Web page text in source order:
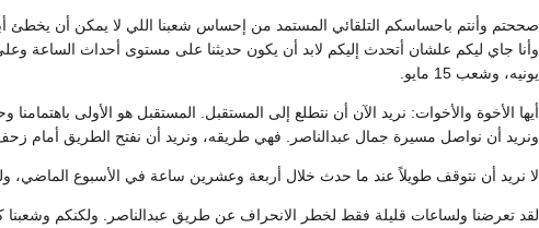
صححتم وأنتم باحساسكم التلقائي المستمد من إحساس شعبنا اللي لا يمكن أن
يونيه، وشعب 15 مايو.
أيها الأخوة والأخوات: نريد الآن أن نتطلع إلى المستقبل. المستقبل هو الأولى
ونريد أن نواصل مسيرة جمال عبدالناصر. فهي طريقه، ونريد أن نفتح الطريق أمام
لا نريد أن نتوقف طويلاً عند ما حدث خلال أربعة وعشرين ساعة في الأسبوع الماضي،
لقد تعرضنا ولساعات قليلة فقط لخطر الانحراف عن طريق عبدالناصر. ولكنكم